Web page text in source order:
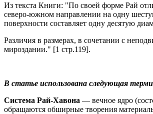
Из текста Книги: "По своей форме Рай
северо-южном направлении на одну
поверхности составляет одну десятую
Различия в размерах, в сочетании с
мироздании." [1 стр.119].
В статье использована следующая
Система Рай-Хавона — вечное ядро
обращаются обширные творения